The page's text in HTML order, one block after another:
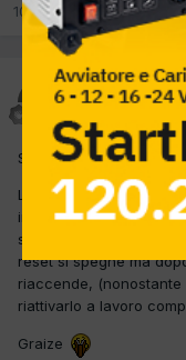
10 Gennaio 2013in
smarting
10
Salve A tutti pultroppo
L'auto mi è pervenuta
ineffetti aveva i pattini
segnalatori ed il tutto
reset si spegne ma
riaccende, (nonostante
riattivarlo a lavoro
Graize